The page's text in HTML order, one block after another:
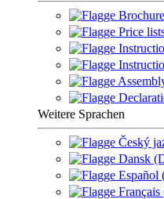
Price
Weitere Sprachen
Český
Dansk
Español
Français